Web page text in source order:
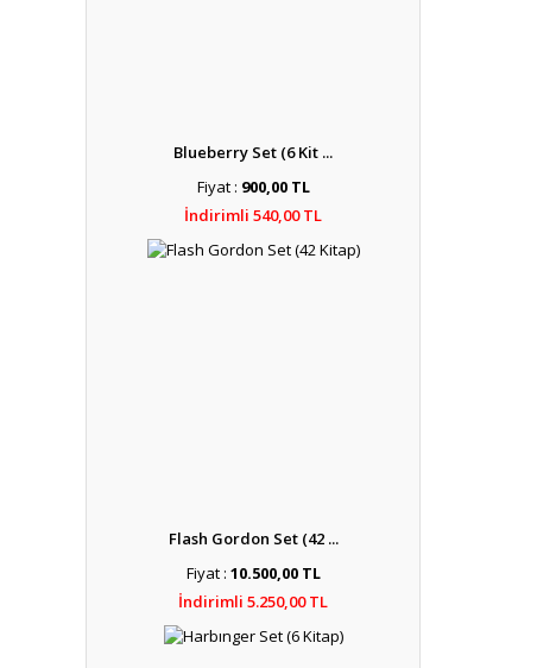
Blueberry Set (6 Kit ...
Fiyat : 900,00 TL
İndirimli 540,00 TL
Flash Gordon Set (42 ...
Fiyat : 10.500,00 TL
İndirimli 5.250,00 TL